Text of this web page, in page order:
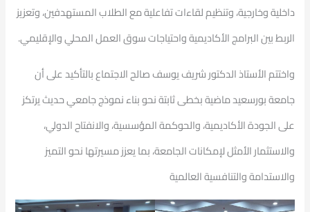
داخلية وخارجية، وتنظيم لقاءات تفاعلية مع الطلاب المستهدفين، وتعزيز
الربط بين البرامج الأكاديمية واحتياجات سوق العمل المحلي والإقليمي.
واختتم الأستاذ الدكتور شريف يوسف صالح الاجتماع بالتأكيد على أن
جامعة بورسعيد ماضية بخطى ثابتة نحو بناء نموذج جامعي حديث يرتكز
على الجودة الأكاديمية، والحوكمة المؤسسية، والانفتاح الدولي،
والاستثمار الأمثل لإمكانات الجامعة، بما يعزز مسيرتها نحو التميز
والاستدامة والتنافسية العالمية